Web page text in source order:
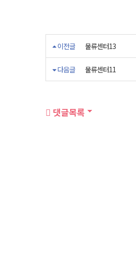
이전글 물류센터13
다음글 물류센터11
댓글목록